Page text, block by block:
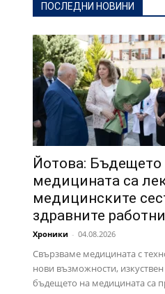
ПОСЛЕДНИ НОВИНИ
Йотова: Бъдещето
медицината са
медицинските
здравните
Хроники - 04.08.2026
Свързваме медицината с
нови възможности,
бъдещето на медицината са